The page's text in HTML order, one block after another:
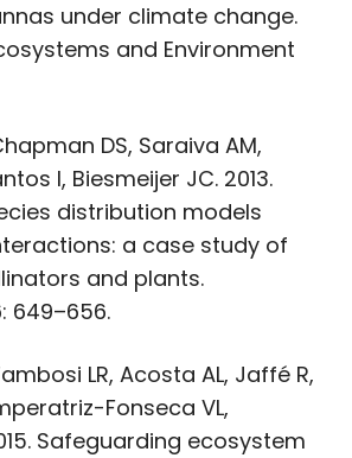
under climate change.
and Environment
DS, Saraiva AM,
I, Biesmeijer JC. 2013.
distribution models
a case study of
and plants.
649–656.
LR, Acosta AL, Jaffé R,
Fonseca VL,
Safeguarding ecosystem